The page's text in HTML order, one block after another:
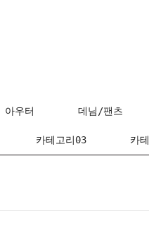
아우터 데님/팬츠
카테고리03 카